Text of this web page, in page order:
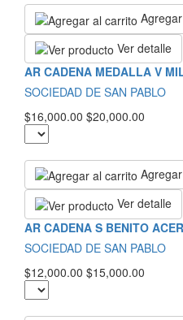
Ver detalle
AR CADENA MEDALLA V
SOCIEDAD DE SAN PABLO
$16,000.00 $20,000.00
Ver detalle
AR CADENA S BENITO
SOCIEDAD DE SAN PABLO
$12,000.00 $15,000.00